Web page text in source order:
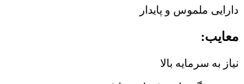
دارایی ملموس و پایدار
معایب:
نیاز به سرمایه بالا